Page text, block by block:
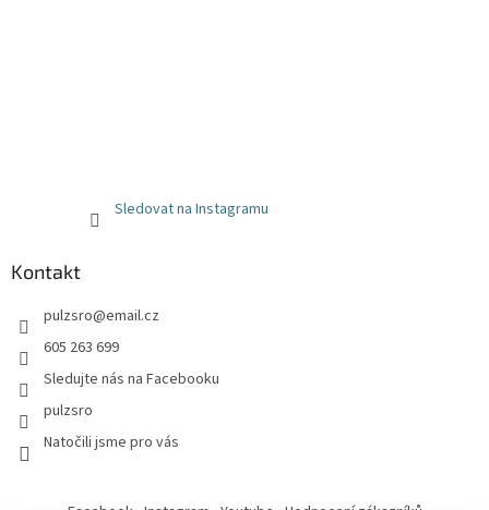
Sledovat na Instagramu
Kontakt
pulzsro@email.cz
605 263 699
Sledujte nás na Facebooku
pulzsro
Natočili jsme pro vás